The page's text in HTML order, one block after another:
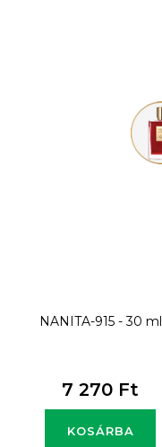
NANITA-915 - 30 ml
7 270 Ft
KOSÁRBA